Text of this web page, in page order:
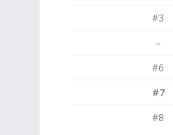
#3
–
#6
#7
#8